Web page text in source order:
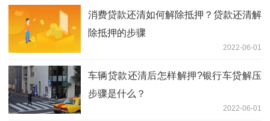
消费贷款还清如何解除抵押？贷款还清解
除抵押的步骤
2022-06-01
车辆贷款还清后怎样解押?银行车贷解压
步骤是什么？
2022-06-01